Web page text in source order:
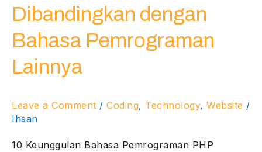
Dibandingkan dengan
Bahasa Pemrograman
Lainnya
Leave a Comment / Coding, Technology, Website /
Ihsan
10 Keunggulan Bahasa Pemrograman PHP
Dibandingkan
dengan
Bahasa
Pemrograman
Lainnya